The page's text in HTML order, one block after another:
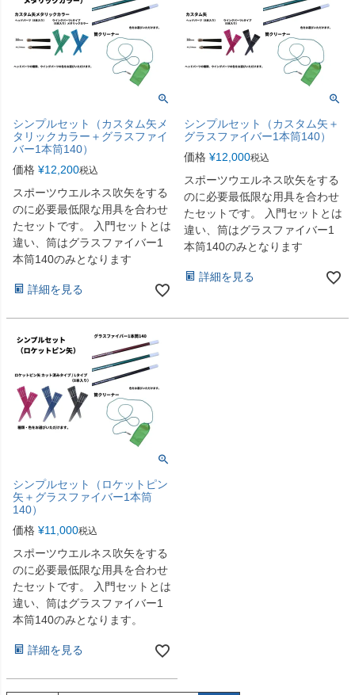
シンプルセット（カスタム矢メ
タリックカラー＋グラスファイ
バー1本筒140）
価格 ¥12,200税込
スポーツウエルネス吹矢をする
のに必要最低限な用具を合わせ
たセットです。 入門セットとは
違い、筒はグラスファイバー1
本筒140のみとなります
詳細を見る
シンプルセット（カスタム矢＋
グラスファイバー1本筒140）
価格 ¥12,000税込
スポーツウエルネス吹矢をする
のに必要最低限な用具を合わせ
たセットです。 入門セットとは
違い、筒はグラスファイバー1
本筒140のみとなります
詳細を見る
シンプルセット（ロケットピン
矢＋グラスファイバー1本筒
140）
価格 ¥11,000税込
スポーツウエルネス吹矢をする
のに必要最低限な用具を合わせ
たセットです。 入門セットとは
違い、筒はグラスファイバー1
本筒140のみとなります。
詳細を見る